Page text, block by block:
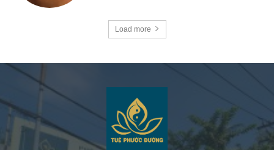
Load more